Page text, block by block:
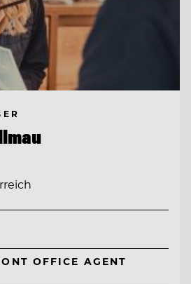
OFFICE AGENT